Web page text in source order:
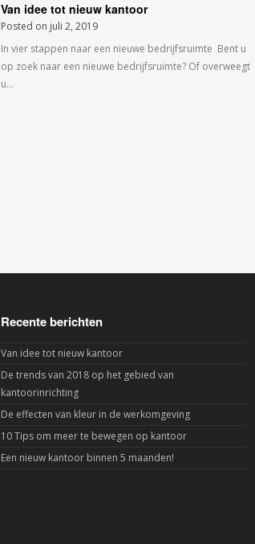
Van idee tot nieuw kantoor
Posted on juli 2, 2019
In vier stappen naar een nieuwe bedrijfsruimte Bent u
op zoek naar een nieuwe bedrijfsruimte? Of overweegt
u…
Recente berichten
Van idee tot nieuw kantoor
De trends van 2018 op het gebied van
kantoorinrichting
De effecten van kleur in de werkomgeving
10 Tips om meer te bewegen op kantoor
Een nieuw kantoor binnen 5 maanden!